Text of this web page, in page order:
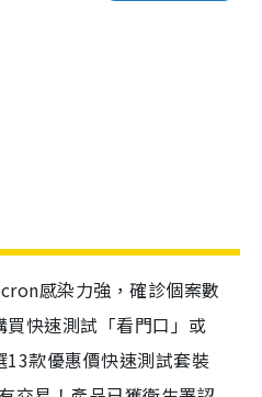
感染力強，確診個案數
快速測試「看門口」或
款優惠價快速測試套裝